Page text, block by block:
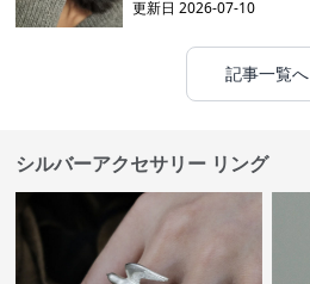
更新日2026-07-10
記事一覧へ
シルバーアクセサリー リング